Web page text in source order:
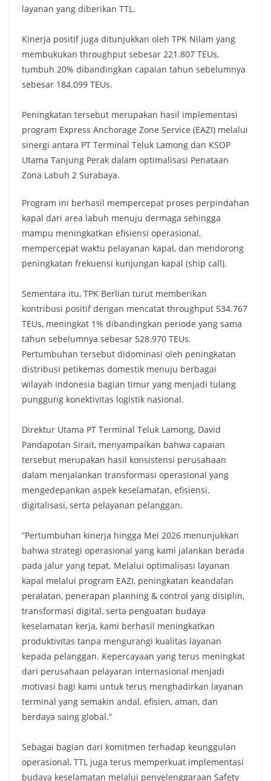
layanan yang diberikan TTL.
Kinerja positif juga ditunjukkan oleh TPK Nilam yang
membukukan throughput sebesar 221.807 TEUs,
tumbuh 20% dibandingkan capaian tahun sebelumnya
sebesar 184.099 TEUs.
Peningkatan tersebut merupakan hasil implementasi
program Express Anchorage Zone Service (EAZI) melalui
sinergi antara PT Terminal Teluk Lamong dan KSOP
Utama Tanjung Perak dalam optimalisasi Penataan
Zona Labuh 2 Surabaya.
Program ini berhasil mempercepat proses perpindahan
kapal dari area labuh menuju dermaga sehingga
mampu meningkatkan efisiensi operasional,
mempercepat waktu pelayanan kapal, dan mendorong
peningkatan frekuensi kunjungan kapal (ship call).
Sementara itu, TPK Berlian turut memberikan
kontribusi positif dengan mencatat throughput 534.767
TEUs, meningkat 1% dibandingkan periode yang sama
tahun sebelumnya sebesar 528.970 TEUs.
Pertumbuhan tersebut didominasi oleh peningkatan
distribusi petikemas domestik menuju berbagai
wilayah Indonesia bagian timur yang menjadi tulang
punggung konektivitas logistik nasional.
Direktur Utama PT Terminal Teluk Lamong, David
Pandapotan Sirait, menyampaikan bahwa capaian
tersebut merupakan hasil konsistensi perusahaan
dalam menjalankan transformasi operasional yang
mengedepankan aspek keselamatan, efisiensi,
digitalisasi, serta pelayanan pelanggan.
“Pertumbuhan kinerja hingga Mei 2026 menunjukkan
bahwa strategi operasional yang kami jalankan berada
pada jalur yang tepat. Melalui optimalisasi layanan
kapal melalui program EAZI, peningkatan keandalan
peralatan, penerapan planning & control yang disiplin,
transformasi digital, serta penguatan budaya
keselamatan kerja, kami berhasil meningkatkan
produktivitas tanpa mengurangi kualitas layanan
kepada pelanggan. Kepercayaan yang terus meningkat
dari perusahaan pelayaran internasional menjadi
motivasi bagi kami untuk terus menghadirkan layanan
terminal yang semakin andal, efisien, aman, dan
berdaya saing global.”
Sebagai bagian dari komitmen terhadap keunggulan
operasional, TTL juga terus memperkuat implementasi
budaya keselamatan melalui penyelenggaraan Safety